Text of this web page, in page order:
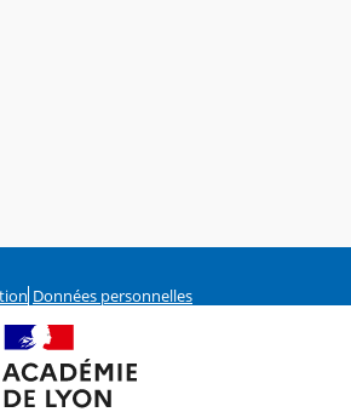
Données personnelles